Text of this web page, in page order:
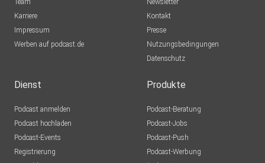
Team
Karriere
Impressum
Werben auf podcast.de
Newsletter
Kontakt
Presse
Nutzungsbedingungen
Datenschutz
Dienst
Podcast anmelden
Podcast hochladen
Podcast-Events
Registrierung
Produkte
Podcast-Beratung
Podcast-Jobs
Podcast-Push
Podcast-Werbung